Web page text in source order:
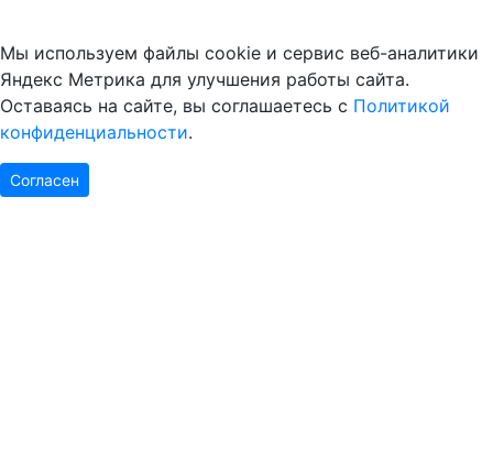
Мы используем файлы cookie и сервис веб-аналитики
Яндекс Метрика для улучшения работы сайта.
Оставаясь на сайте, вы соглашаетесь с Политикой
конфиденциальности.
Согласен